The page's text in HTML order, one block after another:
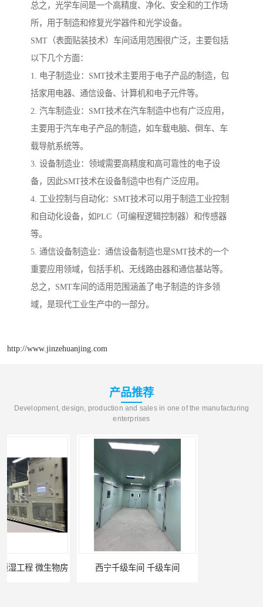
总之，光学车间是一个高精度、净化、安全和的工作场
所，用于制造和修复光学器件和光学设备。
SMT（表面贴装技术）车间适用范围很广泛，主要包括
以下几个方面：
1. 电子制造业：SMT技术主要用于电子产品的制造，包
括家用电器、通信设备、计算机和电子元件等。
2. 汽车制造业：SMT技术在汽车制造中也有广泛应用，
主要用于汽车电子产品的制造，如车载电脑、倒车、车
载导航系统等。
3. 设备制造业：领域需要高精度和高可靠性的电子设
备，因此SMT技术在设备制造中也有广泛应用。
4. 工业控制与自动化：SMT技术可以用于制造工业控制
和自动化设备，如PLC（可编程逻辑控制器）和传感器
等。
5. 通信设备制造业：通信设备制造也是SMT技术的一个
重要应用领域，包括手机、无线路由器和通信基站等。
总之，SMT车间的适用范围涵盖了电子制造的许多领
域，是现代工业生产中的一部分。
http://www.jinzehuanjing.com
产品推荐
Development, design, production and sales in one of the manufacturing
enterprises
西宁千级车间 千级车间 贵阳千级车间 无尘净化